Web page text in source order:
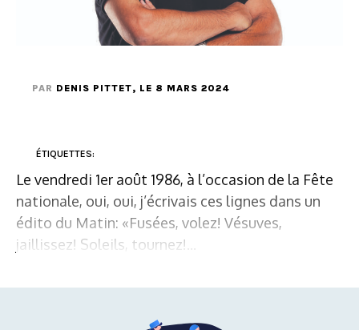
PAR DENIS PITTET, LE 8 MARS 2024
ÉTIQUETTES:
Le vendredi 1er août 1986, à l’occasion de la Fête
nationale, oui, oui, j’écrivais ces lignes dans un
édito du Matin: «Fusées, volez! Vésuves,
jaillissez! Soleils, tournez!...